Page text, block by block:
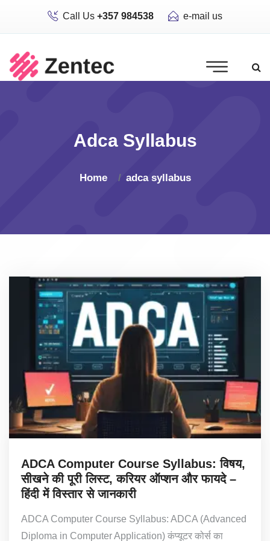
Call Us +357 984538 e-mail us
Adca Syllabus
Home adca syllabus
ADCA Computer Course Syllabus: विषय,
सीखने की पूरी लिस्ट, करियर ऑप्शन और फायदे –
हिंदी में विस्तार से जानकारी
ADCA Computer Course Syllabus: ADCA (Advanced
Diploma in Computer Application) कंप्यूटर कोर्स का